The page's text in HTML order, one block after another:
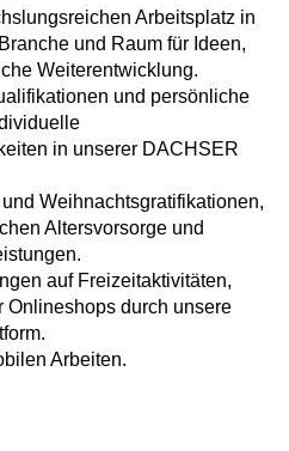
Arbeitsplatz in
und Raum für Ideen,
Weiterentwicklung.
und persönliche
in unserer DACHSER
Weihnachtsgratifikationen,
Altersvorsorge und
auf Freizeitaktivitäten,
Onlineshops durch unsere
Arbeiten.